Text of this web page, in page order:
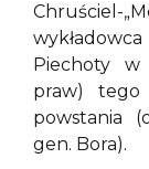
Piechoty
praw) tego
powstania
gen. Bora).